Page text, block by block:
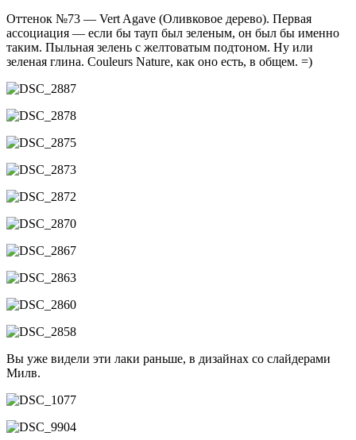
Оттенок №73 — Vert Agave (Оливковое дерево). Первая
ассоциация — если бы тауп был зеленым, он был бы именно
таким. Пыльная зелень с желтоватым подтоном. Ну или
зеленая глина. Couleurs Nature, как оно есть, в общем. =)
Вы уже видели эти лаки раньше, в дизайнах со слайдерами
Милв.